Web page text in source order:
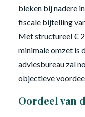
bleken bij nadere
fiscale bijtelling
Met structureel €
minimale omzet is
adviesbureau zal
objectieve
Oordeel van